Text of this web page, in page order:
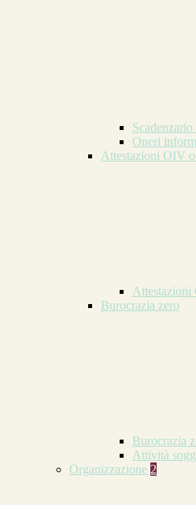
Oneri
Attestazioni OIV o
Attestazioni
Burocrazia zero
Burocrazia
Attività
Organizzazione 2